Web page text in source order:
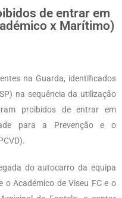
de entrar em
x Marítimo)
na Guarda, identificados
na sequência da utilização
proibidos de entrar em
para a Prevenção e o
do autocarro da equipa
Académico de Viseu FC e o